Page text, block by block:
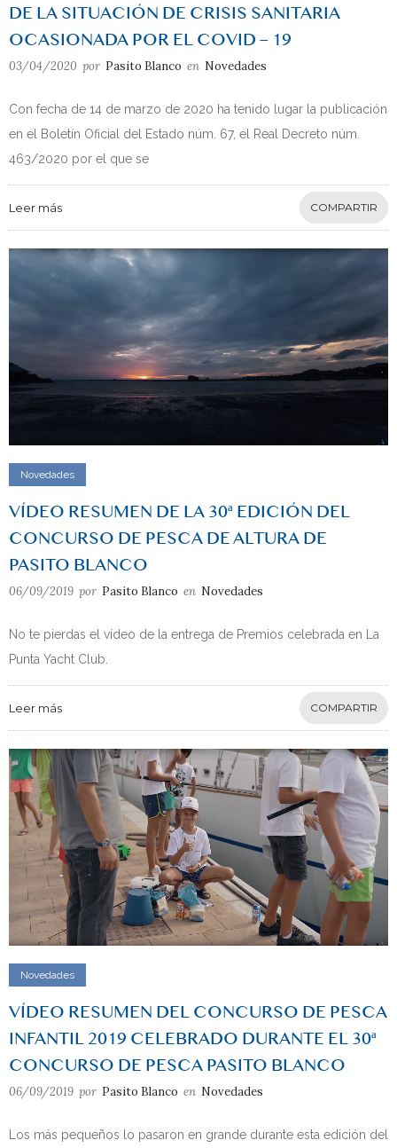
DE LA SITUACIÓN DE CRISIS SANITARIA
OCASIONADA POR EL COVID – 19
03/04/2020 por Pasito Blanco en Novedades
Con fecha de 14 de marzo de 2020 ha tenido lugar la publicación
en el Boletín Oficial del Estado núm. 67, el Real Decreto núm.
463/2020 por el que se
Leer más COMPARTIR
Novedades
VÍDEO RESUMEN DE LA 30ª EDICIÓN DEL
CONCURSO DE PESCA DE ALTURA DE
PASITO BLANCO
06/09/2019 por Pasito Blanco en Novedades
No te pierdas el vídeo de la entrega de Premios celebrada en La
Punta Yacht Club.
Leer más COMPARTIR
Novedades
VÍDEO RESUMEN DEL CONCURSO DE PESCA
INFANTIL 2019 CELEBRADO DURANTE EL 30ª
CONCURSO DE PESCA PASITO BLANCO
06/09/2019 por Pasito Blanco en Novedades
Los más pequeños lo pasaron en grande durante esta edición del